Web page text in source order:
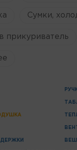
Сумки,
прикуриватель